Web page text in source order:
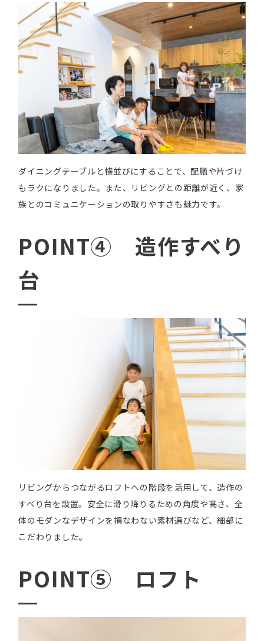
ダイニングテーブルと横並びにすることで、配膳や片づけ
もラクになりました。また、リビングとの距離が近く、家
族とのコミュニケーションの取りやすさも魅力です。
POINT④ 造作すべり
台
リビングからつながるロフトへの階段を活用して、造作の
すべり台を設置。安全に滑り降りるための角度や高さ、全
体のモダンなデザインを損なわない素材選びなど、細部に
こだわりました。
POINT⑤ ロフト